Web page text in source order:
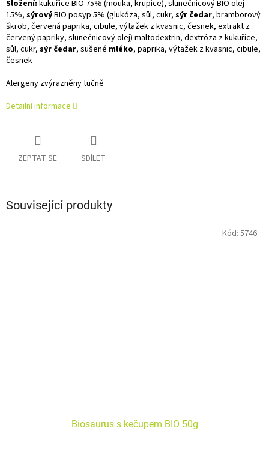
Složení: kukuřice BIO 75% (mouka, krupice), slunečnicový BIO olej
15%, sýrovýBIO posyp 5% (glukóza, sůl, cukr, sýr čedar, bramborový
škrob, červená paprika, cibule, výtažek z kvasnic, česnek, extrakt z
červený papriky, slunečnicový olej) maltodextrin, dextróza z kukuřice,
sůl, cukr, sýr čedar, sušené mléko, paprika, výtažek z kvasnic, cibule,
česnek
Alergeny zvýrazněny tučně
Detailní informace
ZEPTAT SE SDÍLET
Související produkty
Biosaurus s kečupem BIO 50g
Kód: 5746